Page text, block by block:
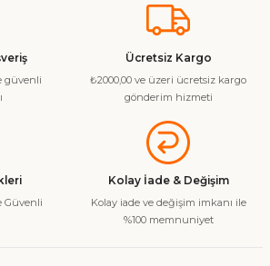
noktaları öneri formunu
iletebilirsiniz.
için teşekkür ederiz.
bozuk veya görüntülenemiyor.
bulunuyor.
daha pahalı.
güvenli
Ücretsiz Kargo
₺2000,00 ve üzeri ücretsiz kargo
gönderim hizmeti
Güvenli
Kolay İade & Değişim
Kolay iade ve değişim imkanı ile
%100 memnuniyet